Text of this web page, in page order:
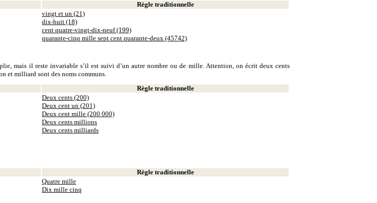
Règle traditionnelle
vingt et un (21)
dix-huit (18)
cent quatre-vingt-dix-neuf (199)
quarante-cinq mille sept cent quarante-deux (45742)
mais il reste invariable s’il est suivi d’un autre nombre ou de mille. Attention, on écrit deux cents
et milliard sont des noms communs.
Règle traditionnelle
Deux cents (200)
Deux cent un (201)
Deux cent mille (200 000)
Deux cents millions
Deux cents milliards
Règle traditionnelle
Quatre mille
Dix mille cinq